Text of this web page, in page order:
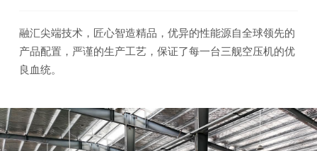
融汇尖端技术，匠心智造精品，优异的性能源自全球领先的
产品配置，严谨的生产工艺，保证了每一台三舰空压机的优
良血统。